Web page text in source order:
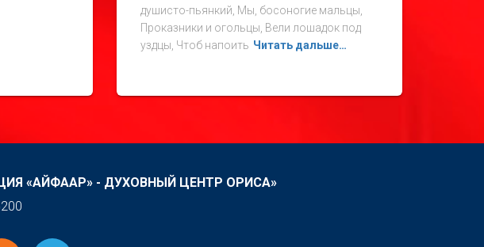
душисто-пьянкий, Мы, босоногие мальцы,
Проказники и огольцы, Вели лошадок под
уздцы, Чтоб напоить Читать дальше…
«АЙФААР» - ДУХОВНЫЙ ЦЕНТР ОРИСА»